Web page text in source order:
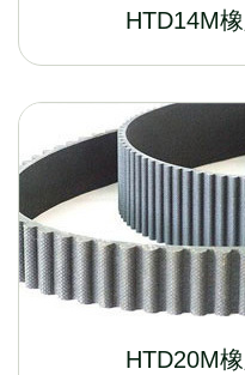
HTD14M
HTD20M